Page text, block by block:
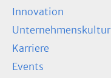
Innovation
Unternehmenskultur
Karriere
Events